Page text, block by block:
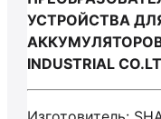
УСТРОЙСТВА
АККУМУЛЯТОРОВ
INDUSTRIAL